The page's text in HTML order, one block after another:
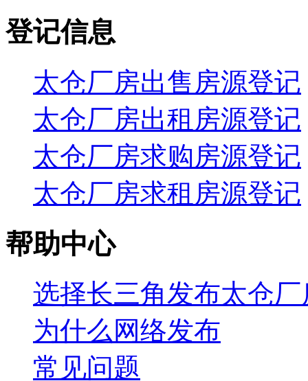
登记信息
太仓厂房出售房源登记
太仓厂房出租房源登记
太仓厂房求购房源登记
太仓厂房求租房源登记
帮助中心
选择长三角发布太仓
为什么网络发布
常见问题